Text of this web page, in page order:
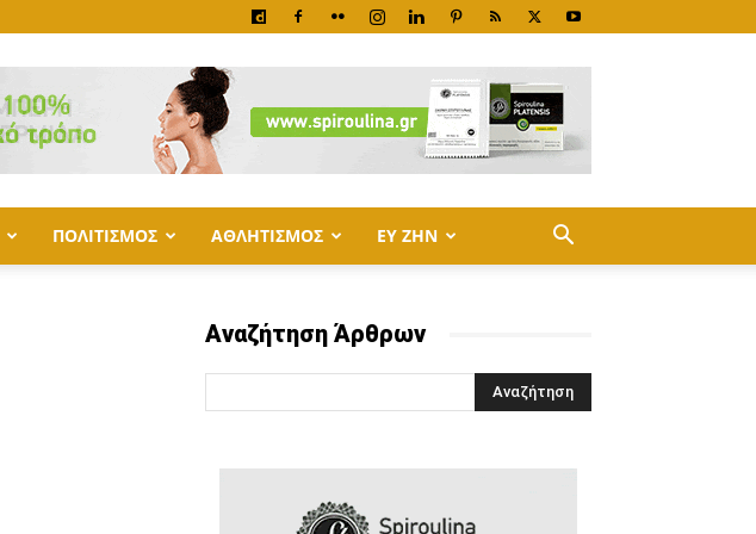
ΠΟΛΙΤΙΣΜΟΣ ΑΘΛΗΤΙΣΜΟΣ ΕΥ ΖΗΝ
Αναζήτηση Άρθρων